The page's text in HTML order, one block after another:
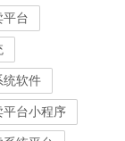
平台
统软件
平台小程序